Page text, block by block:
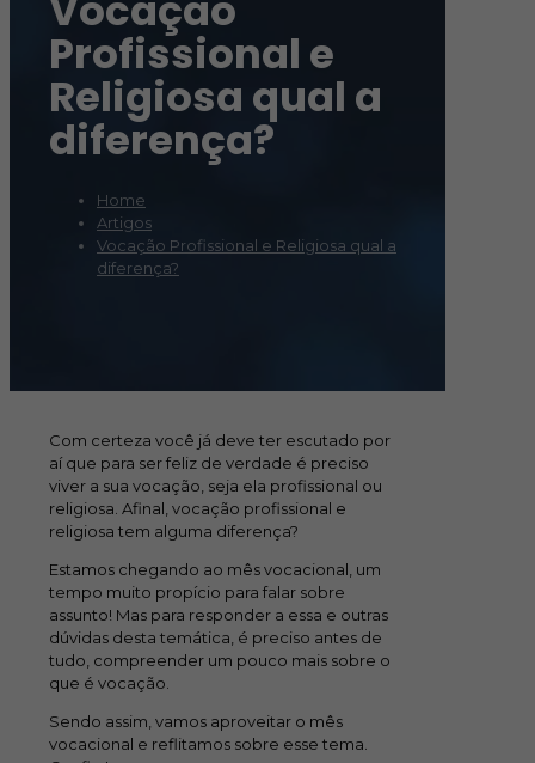
Profissional e
Religiosa qual a
diferença?
Home
Artigos
Vocação Profissional e Religiosa qual a
diferença?
Com certeza você já deve ter escutado por
aí que para ser feliz de verdade é preciso
viver a sua vocação, seja ela profissional ou
religiosa. Afinal, vocação profissional e
religiosa tem alguma diferença?
Estamos chegando ao mês vocacional, um
tempo muito propício para falar sobre
assunto! Mas para responder a essa e outras
dúvidas desta temática, é preciso antes de
tudo, compreender um pouco mais sobre o
que é vocação.
Sendo assim, vamos aproveitar o mês
vocacional e reflitamos sobre esse tema.